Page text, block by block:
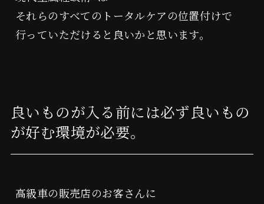
それらのすべてのトータルケアの位置付けで
行っていただけると良いかと思います。
良いものが入る前には必ず良いもの
が好む環境が必要。
高級車の販売店のお客さんに